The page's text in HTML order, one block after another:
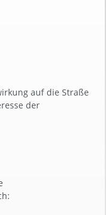
auf die Straße
der